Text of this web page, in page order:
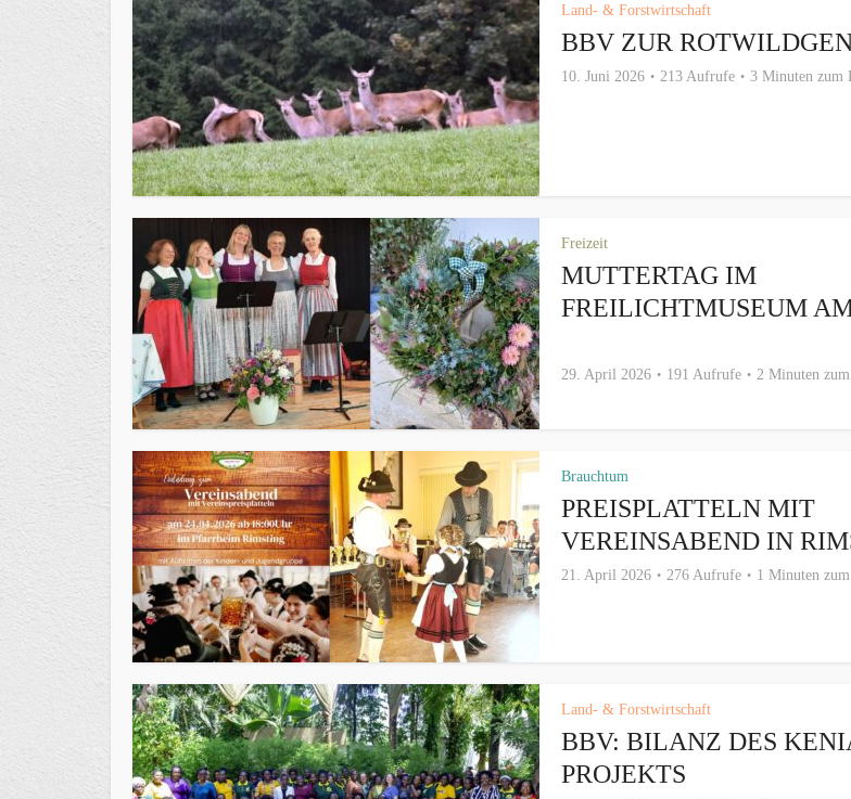
Land- & Forstwirtschaft
BBV ZUR
10. Juni 2026 213 Aufrufe 3 Minuten zum
Freizeit
MUTTERTAG IM
FREILICHTMUSEUM
29. April 2026 191 Aufrufe 2 Minuten
Brauchtum
PREISPLATTELN MIT
VEREINSABEND IN
21. April 2026 276 Aufrufe 1 Minuten
Land- & Forstwirtschaft
BBV: BILANZ DES
PROJEKTS